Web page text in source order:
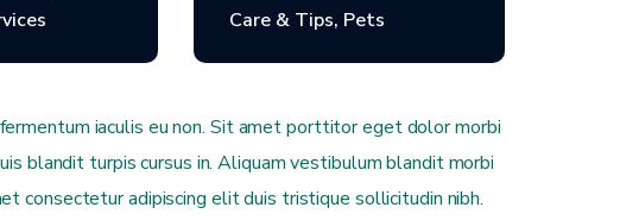
Care & Tips, Pets
iaculis eu non. Sit amet porttitor eget dolor morbi
blandit turpis cursus in. Aliquam vestibulum blandit morbi
consectetur adipiscing elit duis tristique sollicitudin nibh.